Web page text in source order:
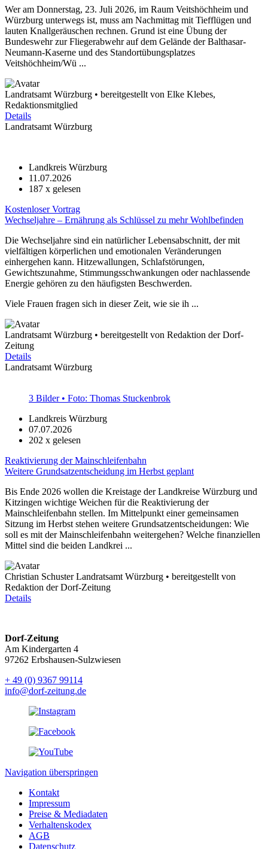
Wer am Donnerstag, 23. Juli 2026, im Raum Veitshöchheim und
Würzburg unterwegs ist, muss am Nachmittag mit Tiefflügen und
lauten Knallgeräuschen rechnen. Grund ist eine Übung der
Bundeswehr zur Fliegerabwehr auf dem Gelände der Balthasar-
Neumann-Kaserne und des Standortübungsplatzes
Veitshöchheim/Wü ...
Landratsamt Würzburg • bereitgestellt von Elke Klebes,
Redaktionsmitglied
Details
Landratsamt Würzburg
Landkreis Würzburg
11.07.2026
187 x gelesen
Kostenloser Vortrag
Wechseljahre – Ernährung als Schlüssel zu mehr Wohlbefinden
Die Wechseljahre sind ein natürlicher Lebensabschnitt, der mit
vielfältigen körperlichen und emotionalen Veränderungen
einhergehen kann. Hitzewallungen, Schlafstörungen,
Gewichtszunahme, Stimmungsschwankungen oder nachlassende
Energie gehören zu den häufigsten Beschwerden.
Viele Frauen fragen sich in dieser Zeit, wie sie ih ...
Landratsamt Würzburg • bereitgestellt von Redaktion der Dorf-
Zeitung
Details
Landratsamt Würzburg
3 Bilder • Foto: Thomas Stuckenbrok
Landkreis Würzburg
07.07.2026
202 x gelesen
Reaktivierung der Mainschleifenbahn
Weitere Grundsatzentscheidung im Herbst geplant
Bis Ende 2026 wollen die Kreistage der Landkreise Würzburg und
Kitzingen wichtige Weichen für die Reaktivierung der
Mainschleifenbahn stellen. Im Mittelpunkt einer gemeinsamen
Sitzung im Herbst stehen weitere Grundsatzentscheidungen: Wie
soll es mit der Mainschleifenbahn weitergehen? Welche finanziellen
Mittel sind die beiden Landkrei ...
Christian Schuster Landratsamt Würzburg • bereitgestellt von
Redaktion der Dorf-Zeitung
Details
Dorf-Zeitung
Am Kindergarten 4
97262 Erbshausen-Sulzwiesen
+ 49 (0) 9367 99114
info@dorf-zeitung.de
Navigation überspringen
Kontakt
Impressum
Preise & Mediadaten
Verhaltenskodex
AGB
Datenschutz